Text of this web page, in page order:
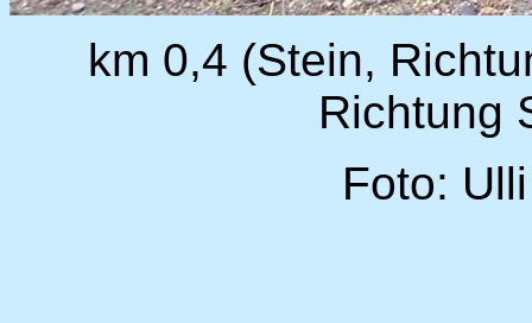
km 0,4 (Stein,
Richtung
Foto: